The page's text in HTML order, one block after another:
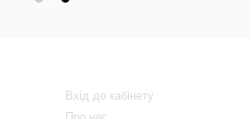
Вхід до кабінету